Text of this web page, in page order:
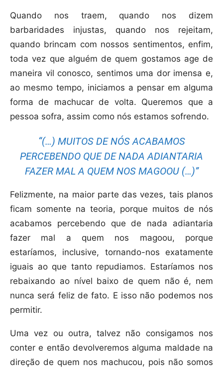
Quando nos traem, quando nos dizem
barbaridades injustas, quando nos rejeitam,
quando brincam com nossos sentimentos, enfim,
toda vez que alguém de quem gostamos age de
maneira vil conosco, sentimos uma dor imensa e,
ao mesmo tempo, iniciamos a pensar em alguma
forma de machucar de volta. Queremos que a
pessoa sofra, assim como nós estamos sofrendo.
“(…) MUITOS DE NÓS ACABAMOS
PERCEBENDO QUE DE NADA ADIANTARIA
FAZER MAL A QUEM NOS MAGOOU (…)”
Felizmente, na maior parte das vezes, tais planos
ficam somente na teoria, porque muitos de nós
acabamos percebendo que de nada adiantaria
fazer mal a quem nos magoou, porque
estaríamos, inclusive, tornando-nos exatamente
iguais ao que tanto repudiamos. Estaríamos nos
rebaixando ao nível baixo de quem não é, nem
nunca será feliz de fato. E isso não podemos nos
permitir.
Uma vez ou outra, talvez não consigamos nos
conter e então devolveremos alguma maldade na
direção de quem nos machucou, pois não somos